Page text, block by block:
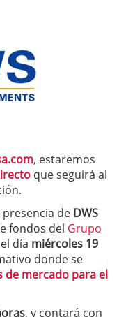
, estaremos
que seguirá al
de DWS
fondos del Grupo
día miércoles 19
donde se
de mercado para el
, y contará con